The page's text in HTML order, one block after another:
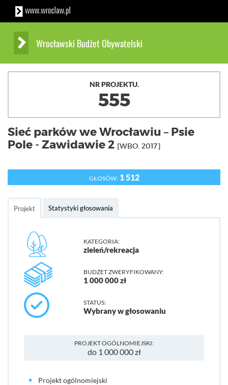
Wrocławski Budżet Obywatelski
NR PROJEKTU.
555
Sieć parków we Wrocławiu – Psie
Pole - Zawidawie 2 [WBO. 2017]
GŁOSÓW:1 512
Projekt Statystyki głosowania
KATEGORIA:
zieleń/rekreacja
BUDŻET ZWERYFIKOWANY:
1 000 000 zł
STATUS:
Wybrany w głosowaniu
PROJEKT OGÓLNOMIEJSKI:
do 1 000 000 zł
Projekt ogólnomiejski